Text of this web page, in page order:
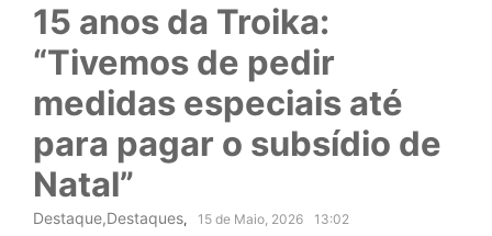
15 anos da Troika:
“Tivemos de pedir
medidas especiais até
para pagar o subsídio de
Natal”
Destaque,Destaques, 15 de Maio, 2026
13:02